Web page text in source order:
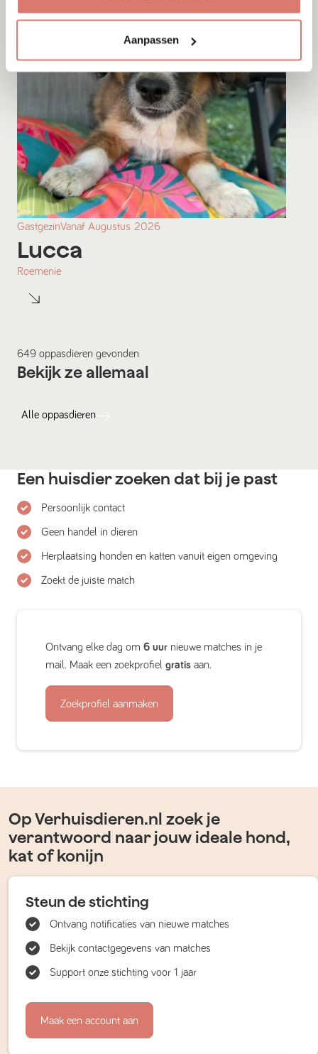
Aanpassen
GastgezinVanaf Augustus 2026
Lucca
Roemenie
649 oppasdieren gevonden
Bekijk ze allemaal
Alle oppasdieren
Een huisdier zoeken dat bij je past
Persoonlijk contact
Geen handel in dieren
Herplaatsing honden en katten vanuit eigen omgeving
Zoekt de juiste match
Ontvang elke dag om 6 uur nieuwe matches in je
mail. Maak een zoekprofiel gratis aan.
Zoekprofiel aanmaken
Op Verhuisdieren.nl zoek je
verantwoord naar jouw ideale hond,
kat of konijn
Steun de stichting
Ontvang notificaties van nieuwe matches
Bekijk contactgegevens van matches
Support onze stichting voor 1 jaar
Maak een account aan